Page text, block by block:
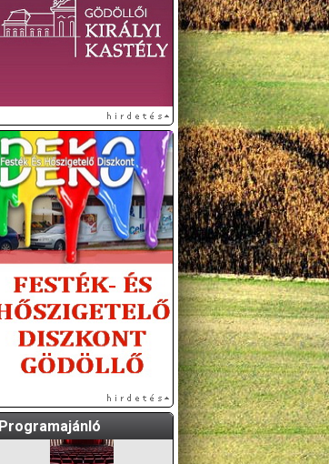
Programajánló
A GÖDÖLLŐI ÉS
KÖRNYÉKBELI
KULTURÁLIS- ÉS
SPORTPROGRAMOKAT
KÖZÖSSÉGI
OLDALUNKON TESSZÜK
KÖZZÉ!